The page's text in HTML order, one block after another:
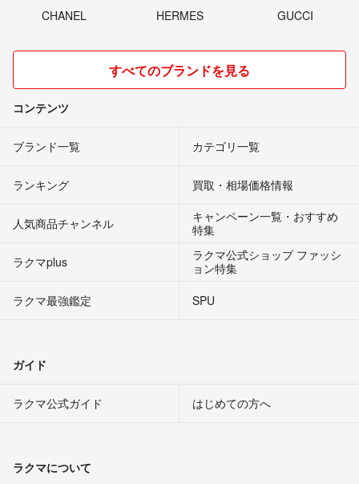
CHANEL HERMES GUCCI
すべてのブランドを見る
コンテンツ
ブランド一覧 カテゴリ一覧
ランキング 買取・相場価格情報
人気商品チャンネル
キャンペーン一覧・おすすめ
特集
ラクマplus
ラクマ公式ショップ ファッシ
ョン特集
ラクマ最強鑑定
SPU
ガイド
ラクマ公式ガイド はじめての方へ
ラクマについて